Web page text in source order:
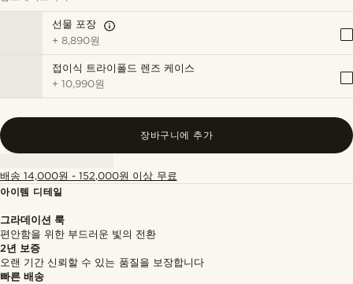
선물 포장
+8,890원
접이식 트라이폴드 렌즈 케이스
+10,990원
장바구니에 추가
배송 14,000원 - 152,000원 이상 무료
아이템 디테일
그라데이션 룩
편안함을 위한 부드러운 빛의 전환
2년 보증
오랜 기간 신뢰할 수 있는 품질을 보장합니다
빠른 배송